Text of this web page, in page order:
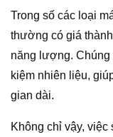
Trong số các loại
thường có giá
năng lượng.
kiệm nhiên liệu,
gian dài.
Không chỉ vậy,